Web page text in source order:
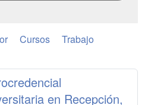
Cursos
Trabajo
en Recepción,